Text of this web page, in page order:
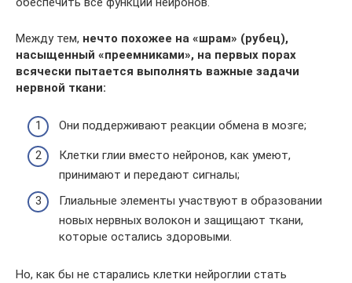
Между тем, нечто похожее на «шрам» (рубец),
насыщенный «преемниками», на первых порах
всячески пытается выполнять важные задачи
нервной ткани:
Они поддерживают реакции обмена в мозге;
Клетки глии вместо нейронов, как умеют,
принимают и передают сигналы;
Глиальные элементы участвуют в образовании
новых нервных волокон и защищают ткани,
которые остались здоровыми.
Но, как бы не старались клетки нейроглии стать